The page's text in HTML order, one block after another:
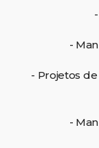
-
- Projetos
-